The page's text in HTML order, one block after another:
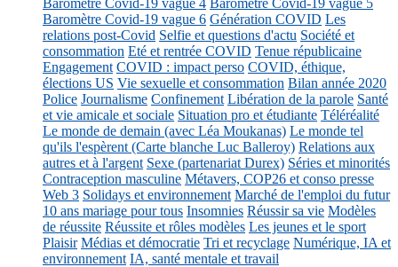
Baromètre Covid-19 vague 4 Baromètre Covid-19 vague 5
Baromètre Covid-19 vague 6 Génération COVID Les
relations post-Covid Selfie et questions d'actu Société et
consommation Eté et rentrée COVID Tenue républicaine
Engagement COVID : impact perso COVID, éthique,
élections US Vie sexuelle et consommation Bilan année 2020
Police Journalisme Confinement Libération de la parole Santé
et vie amicale et sociale Situation pro et étudiante Téléréalité
Le monde de demain (avec Léa Moukanas) Le monde tel
qu'ils l'espèrent (Carte blanche Luc Balleroy) Relations aux
autres et à l'argent Sexe (partenariat Durex) Séries et minorités
Contraception masculine Métavers, COP26 et conso presse
Web 3 Solidays et environnement Marché de l'emploi du futur
10 ans mariage pour tous Insomnies Réussir sa vie Modèles
de réussite Réussite et rôles modèles Les jeunes et le sport
Plaisir Médias et démocratie Tri et recyclage Numérique, IA et
environnement IA, santé mentale et travail